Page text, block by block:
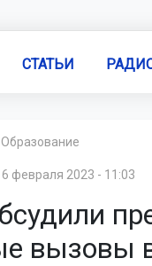
СТАТЬИ
Образование
февраля 2023 - 11:03
вызовы